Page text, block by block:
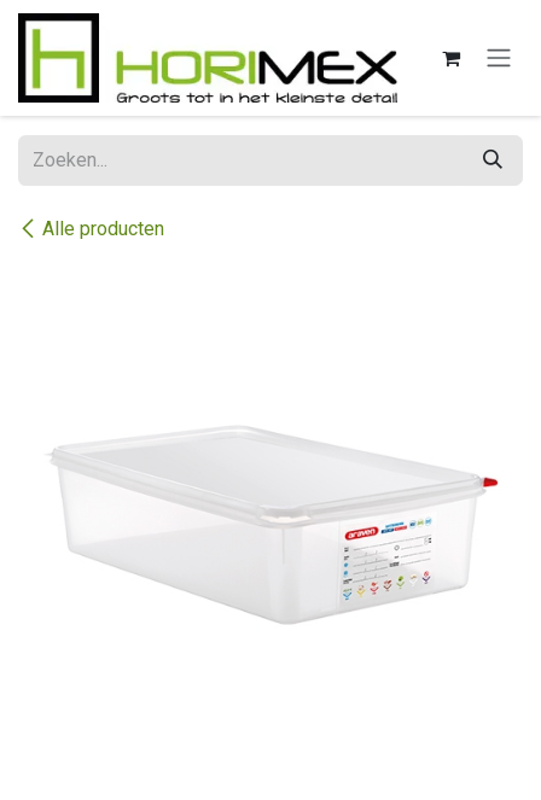
Overslaan naar inhoud
Alle producten